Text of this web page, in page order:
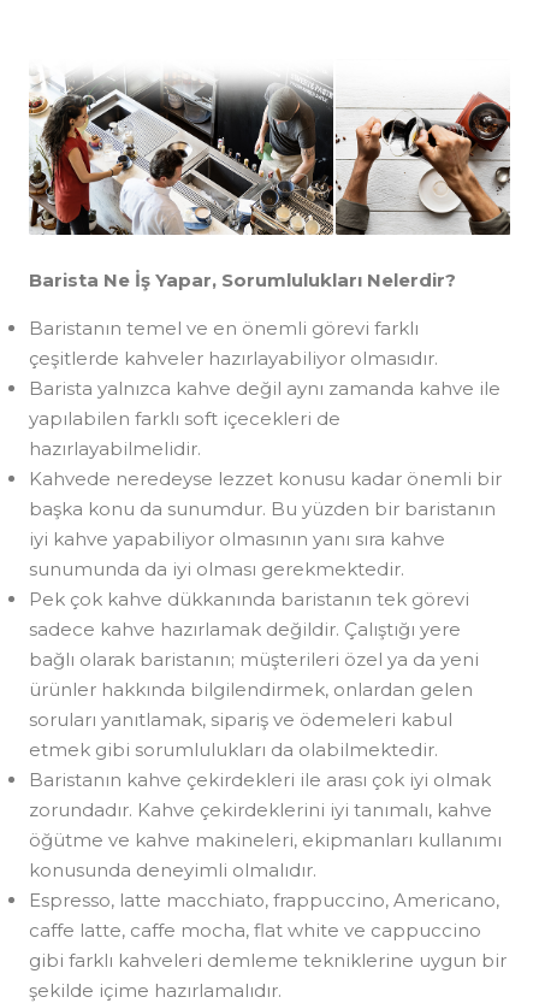
Barista Ne İş Yapar, Sorumlulukları Nelerdir?
Baristanın temel ve en önemli görevi farklı
çeşitlerde kahveler hazırlayabiliyor olmasıdır.
Barista yalnızca kahve değil aynı zamanda kahve ile
yapılabilen farklı soft içecekleri de
hazırlayabilmelidir.
Kahvede neredeyse lezzet konusu kadar önemli bir
başka konu da sunumdur. Bu yüzden bir baristanın
iyi kahve yapabiliyor olmasının yanı sıra kahve
sunumunda da iyi olması gerekmektedir.
Pek çok kahve dükkanında baristanın tek görevi
sadece kahve hazırlamak değildir. Çalıştığı yere
bağlı olarak baristanın; müşterileri özel ya da yeni
ürünler hakkında bilgilendirmek, onlardan gelen
soruları yanıtlamak, sipariş ve ödemeleri kabul
etmek gibi sorumlulukları da olabilmektedir.
Baristanın kahve çekirdekleri ile arası çok iyi olmak
zorundadır. Kahve çekirdeklerini iyi tanımalı, kahve
öğütme ve kahve makineleri, ekipmanları kullanımı
konusunda deneyimli olmalıdır.
Espresso, latte macchiato, frappuccino, Americano,
caffe latte, caffe mocha, flat white ve cappuccino
gibi farklı kahveleri demleme tekniklerine uygun bir
şekilde içime hazırlamalıdır.